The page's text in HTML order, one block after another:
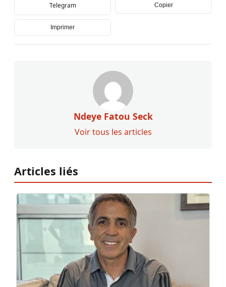
Telegram Copier
Imprimer
Ndeye Fatou Seck
Voir tous les articles
Articles liés